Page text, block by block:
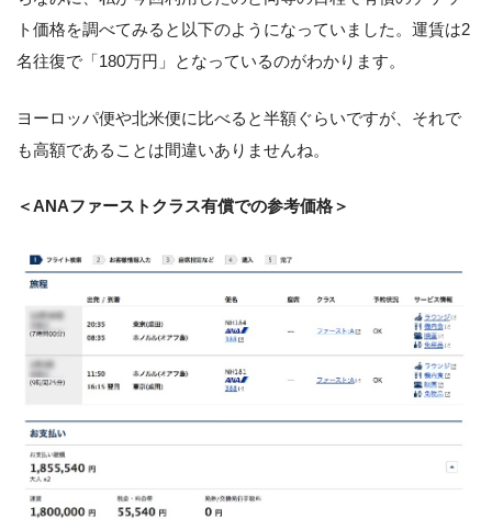
ト価格を調べてみると以下のようになっていました。運賃は2
名往復で「180万円」となっているのがわかります。
ヨーロッパ便や北米便に比べると半額ぐらいですが、それで
も高額であることは間違いありませんね。
＜ANAファーストクラス有償での参考価格＞